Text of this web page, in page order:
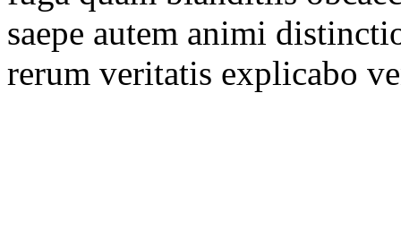
saepe autem animi
rerum veritatis explicabo